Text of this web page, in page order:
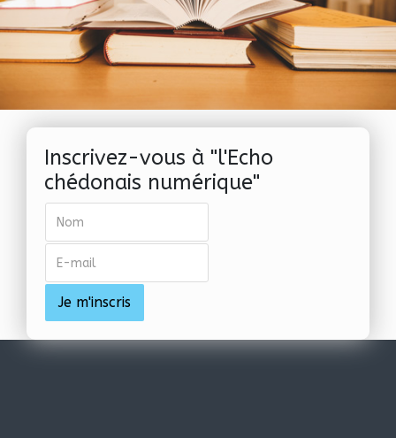
Inscrivez-vous à "l'Echo
chédonais numérique"